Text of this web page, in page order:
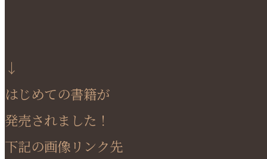
↓
はじめての書籍が
発売されました！
下記の画像リンク先